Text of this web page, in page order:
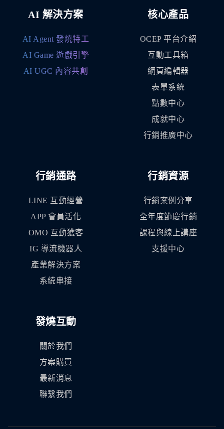
AI 解決方案
AI Agent 發燒特工
AI Game 遊戲引擎
AI UGC 內容共創
核心產品
OCEP 平台介紹
互動工具箱
網頁編輯器
表單系統
點數中心
成就中心
行銷推廣中心
行銷通路
LINE 互動經營
APP 會員活化
OMO 互動獲客
IG 導流機器人
產業解決方案
系統串接
行銷資源
行銷案例分享
全年度節慶行銷
課程與線上講座
支援中心
發燒互動
關於我們
方案購買
最新消息
聯繫我們